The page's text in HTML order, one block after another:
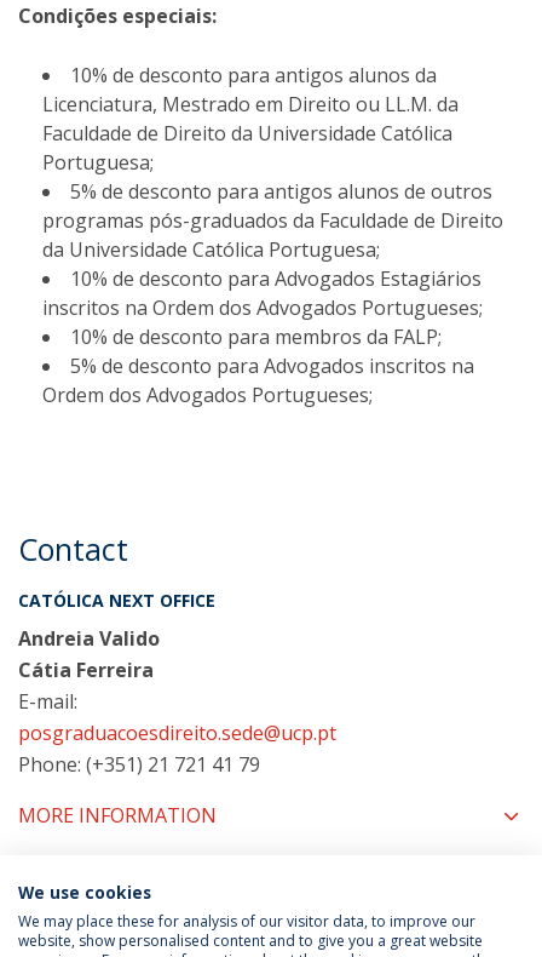
Condições especiais:
10% de desconto para antigos alunos da
Licenciatura, Mestrado em Direito ou LL.M. da
Faculdade de Direito da Universidade Católica
Portuguesa;
5% de desconto para antigos alunos de outros
programas pós-graduados da Faculdade de Direito
da Universidade Católica Portuguesa;
10% de desconto para Advogados Estagiários
inscritos na Ordem dos Advogados Portugueses;
10% de desconto para membros da FALP;
5% de desconto para Advogados inscritos na
Ordem dos Advogados Portugueses;
Contact
CATÓLICA NEXT OFFICE
Andreia Valido
Cátia Ferreira
E-mail:
posgraduacoesdireito.sede@ucp.pt
Phone: (+351) 21 721 41 79
MORE INFORMATION
COORDINATORS
We use cookies
We may place these for analysis of our visitor data, to improve our
website, show personalised content and to give you a great website